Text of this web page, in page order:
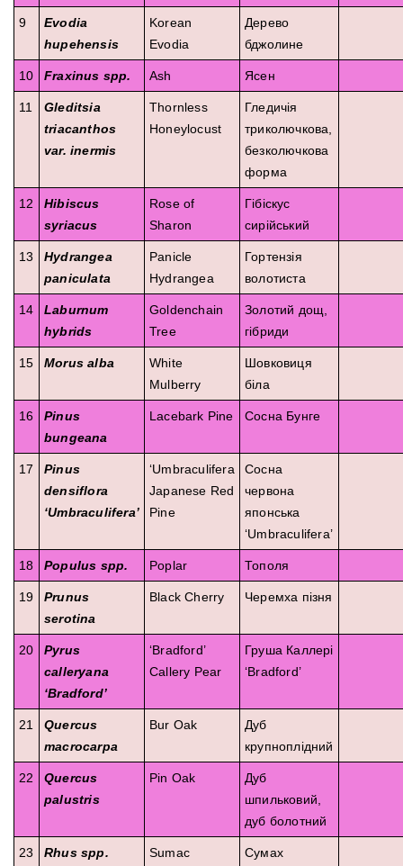
9
Evodia
hupehensis
Korean
Evodia
Дерево
бджолине
10 Fraxinus spp. Ash Ясен
11
Gleditsia
triacanthos
var. inermis
Thornless
Honeylocust
Гледичія
триколючкова,
безколючкова
форма
12
Hibiscus
syriacus
Rose of
Sharon
Гібіскус
сирійський
13
Hydrangea
paniculata
Panicle
Hydrangea
Гортензія
волотиста
14
Laburnum
hybrids
Goldenchain
Tree
Золотий дощ,
гібриди
15 Morus alba
White
Mulberry
Шовковиця
біла
16
Pinus
bungeana
Lacebark Pine Сосна Бунге
17
Pinus
densiflora
‘Umbraculifera’
‘Umbraculifera
Japanese Red
Pine
Сосна
червона
японська
‘Umbraculifera’
18 Populus spp. Poplar Тополя
19
Prunus
serotina
Black Cherry Черемха пізня
20
Pyrus
calleryana
‘Bradford’
‘Bradford’
Callery Pear
Груша Каллері
‘Bradford’
21
Quercus
macrocarpa
Bur Oak
Дуб
крупноплідний
22
Quercus
palustris
Pin Oak
Дуб
шпильковий,
дуб болотний
23 Rhus spp. Sumac Сумах